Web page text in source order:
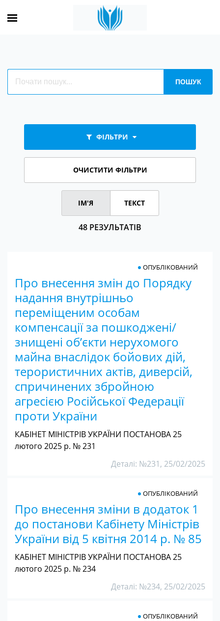
ФІЛЬТРИ
ОЧИСТИТИ ФІЛЬТРИ
48 РЕЗУЛЬТАТІВ
ІМ'Я ТЕКСТ
Про внесення змін до Порядку
надання внутрішньо
переміщеним особам
компенсації за пошкоджені/
знищені об’єкти нерухомого
майна внаслідок бойових дій,
терористичних актів, диверсій,
спричинених збройною
агресією Російської Федерації
проти України
ОПУБЛІКОВАНИЙ
КАБІНЕТ МІНІСТРІВ УКРАЇНИ ПОСТАНОВА 25
лютого 2025 р. № 231
Деталі: №231, 25/02/2025
Про внесення зміни в додаток 1
до постанови Кабінету Міністрів
України від 5 квітня 2014 р. № 85
ОПУБЛІКОВАНИЙ
КАБІНЕТ МІНІСТРІВ УКРАЇНИ ПОСТАНОВА 25
лютого 2025 р. № 234
Деталі: №234, 25/02/2025
ОПУБЛІКОВАНИЙ